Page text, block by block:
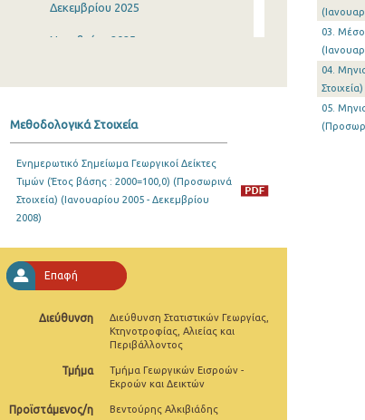
Δεκεμβρίου 2025
Νοεμβρίου 2025
Ιουλίου 2025
Ιουνίου 2025
Απριλίου 2025
Φεβρουαρίου 2025
Ιανουαρίου 2025
Μεθοδολογικά Στοιχεία
Ενημερωτικό Σημείωμα Γεωργικοί Δείκτες
Τιμών (Έτος βάσης : 2000=100,0) (Προσωρινά
Στοιχεία) (Ιανουαρίου 2005 - Δεκεμβρίου
2008)
Επαφή
Διεύθυνση
Διεύθυνση Στατιστικών Γεωργίας,
Κτηνοτροφίας, Αλιείας και
Περιβάλλοντος
Τμήμα
Τμήμα Γεωργικών Εισροών -
Εκροών και Δεικτών
Προϊστάμενος/η Βεντούρης Αλκιβιάδης
03.
04.
05.